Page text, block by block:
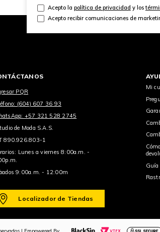
Acepto la política de privacidad y los
Acepto recibir comunicaciones de
PQR
(604) 607 36 93
+57 321 528 2745
de Moda S.A.S.
890.926.803-1
Lunes a viernes 8:00a.m. -
9:00a.m. - 12:00m
Localizador de Tiendas
Mi
Guía